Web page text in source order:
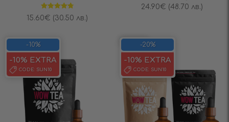
Оценено на
4.80от 5
15.60€ (30.50 лв.)
24.90€ (48.70 лв.)
-10%
-10% EXTRA
CODE: SUN10
SAVE 20%-20%
-10% EXTRA
CODE: SUN10